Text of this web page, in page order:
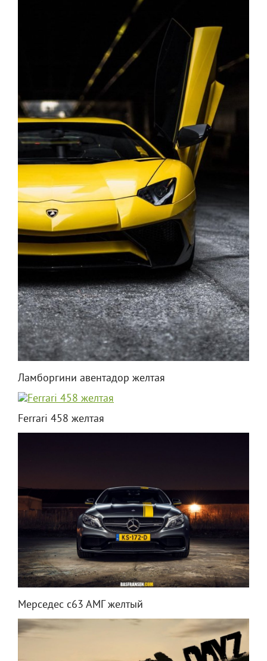
Ламборгини авентадор желтая
Ferrari 458 желтая
Мерседес с63 АМГ желтый